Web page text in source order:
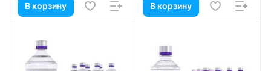
В корзину В корзину